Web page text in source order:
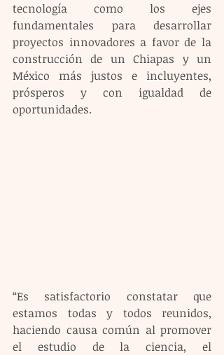
tecnología como los ejes
fundamentales para desarrollar
proyectos innovadores a favor de la
construcción de un Chiapas y un
México más justos e incluyentes,
prósperos y con igualdad de
oportunidades.
“Es satisfactorio constatar que
estamos todas y todos reunidos,
haciendo causa común al promover
el estudio de la ciencia, el